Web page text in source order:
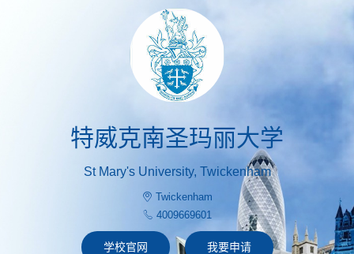
特威克南圣玛丽大学
St Mary's University, Twickenham
Twickenham
4009669601
学校官网 我要申请